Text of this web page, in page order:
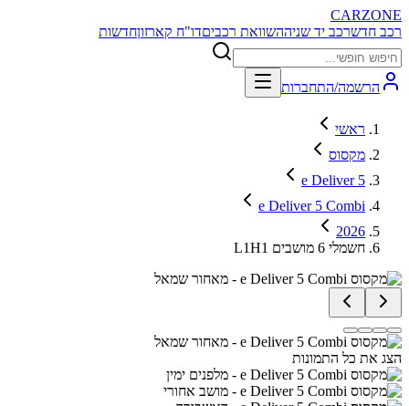
CARZONE
רכב חדשרכב יד שניההשוואת רכביםדו"ח קארזוןחדשות
הרשמה/התחברות
ראשי
מקסוס
e Deliver 5
e Deliver 5 Combi
2026
L1H1 חשמלי 6 מושבים
הצג את כל התמונות